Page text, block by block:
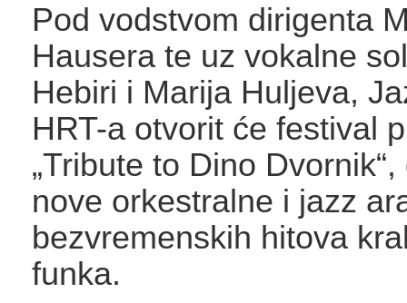
Pod vodstvom dirigenta
Hausera te uz vokalne
Hebiri i Marija Huljeva,
HRT-a otvorit će festival
„Tribute to Dino
nove orkestralne i jazz
bezvremenskih hitova
funka.